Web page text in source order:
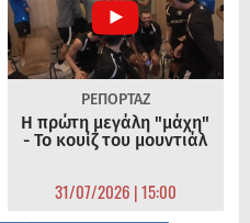
ΡΕΠΟΡΤΑΖ
Η πρώτη μεγάλη "μάχη"
- Το κουίζ του μουντιάλ
31/07/2026 | 15:00